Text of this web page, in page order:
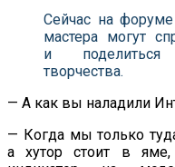
Сейчас на форуме
мастера могут
и
творчества.
— А как вы наладили
— Когда мы только
а
хутор стоит в